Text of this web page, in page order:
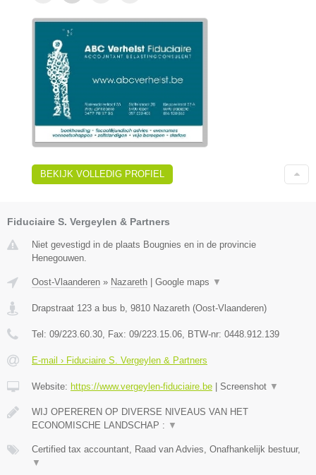
BEKIJK VOLLEDIG PROFIEL
Fiduciaire S. Vergeylen & Partners
Niet gevestigd in de plaats Bougnies en in de provincie
Henegouwen.
Oost-Vlaanderen » Nazareth Google maps ▼
Drapstraat 123 a bus b, 9810 Nazareth (Oost-Vlaanderen)
Tel: 09/223.60.30, Fax: 09/223.15.06, BTW-nr: 0448.912.139
E-mail › Fiduciaire S. Vergeylen & Partners
Website: https://www.vergeylen-fiduciaire.be Screenshot ▼
WIJ OPEREREN OP DIVERSE NIVEAUS VAN HET
ECONOMISCHE LANDSCHAP : ▼
Certified tax accountant, Raad van Advies, Onafhankelijk bestuur,
▼